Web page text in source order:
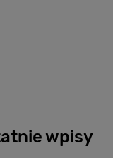
wpisy